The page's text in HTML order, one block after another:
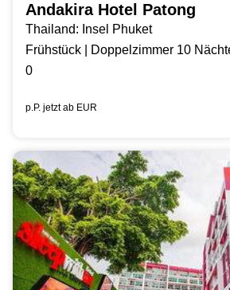
Andakira Hotel Patong
Thailand: Insel Phuket
Frühstück | Doppelzimmer 10
0
p.P. jetzt ab EUR